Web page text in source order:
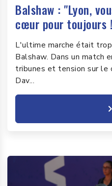
Balshaw : "Lyon,
cœur pour toujours
L'ultime marche était
Balshaw. Dans un match
tribunes et tension sur le
Dav...